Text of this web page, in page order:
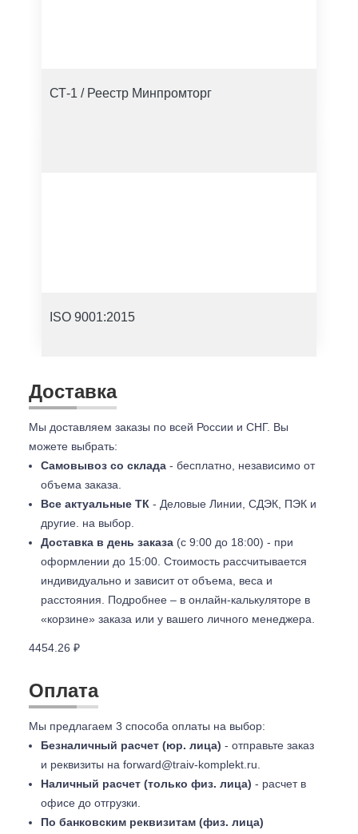
СТ-1 / Реестр Минпромторг
ISO 9001:2015
Доставка
Мы доставляем заказы по всей России и СНГ. Вы
можете выбрать:
Самовывоз со склада - бесплатно, независимо от
объема заказа.
Все актуальные ТК - Деловые Линии, СДЭК, ПЭК и
другие. на выбор.
Доставка в день заказа (с 9:00 до 18:00) - при
оформлении до 15:00. Стоимость рассчитывается
индивидуально и зависит от объема, веса и
расстояния. Подробнее – в онлайн-калькуляторе в
«корзине» заказа или у вашего личного менеджера.
4454.26 ₽
Оплата
Мы предлагаем 3 способа оплаты на выбор:
Безналичный расчет (юр. лица) - отправьте заказ
и реквизиты на forward@traiv-komplekt.ru
Наличный расчет (только физ. лица) - расчет в
офисе до отгрузки.
По банковским реквизитам (физ. лица)